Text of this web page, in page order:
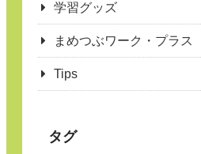
学習グッズ
まめつぶワーク・プラス
Tips
タグ